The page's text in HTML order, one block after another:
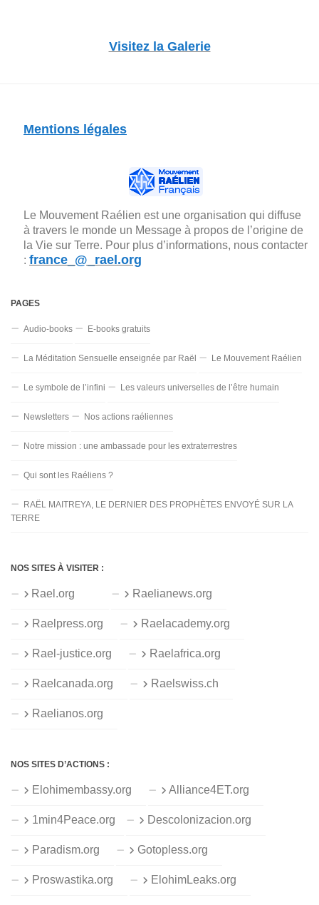
Visitez la Galerie
Mentions légales
Le Mouvement Raélien est une organisation qui diffuse
à travers le monde un Message à propos de l’origine de
la Vie sur Terre. Pour plus d’informations, nous contacter
: france_@_rael.org
PAGES
Audio-books E-books gratuits
La Méditation Sensuelle enseignée par Raël Le Mouvement Raélien
Le symbole de l’infini Les valeurs universelles de l’être humain
Newsletters Nos actions raéliennes
Notre mission : une ambassade pour les extraterrestres
Qui sont les Raéliens ?
RAËL MAITREYA, LE DERNIER DES PROPHÈTES ENVOYÉ SUR LA
TERRE
NOS SITES À VISITER :
Rael.org Raelianews.org
Raelpress.org Raelacademy.org
Rael-justice.org Raelafrica.org
Raelcanada.org Raelswiss.ch
Raelianos.org
NOS SITES D’ACTIONS :
Elohimembassy.org Alliance4ET.org
1min4Peace.org Descolonizacion.org
Paradism.org Gotopless.org
Proswastika.org ElohimLeaks.org